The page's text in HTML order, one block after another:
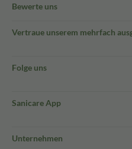
Bewerte uns
Vertraue unserem mehrfach
Folge uns
Sanicare App
Unternehmen